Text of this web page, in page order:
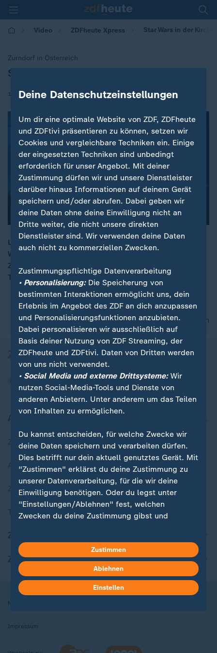
Video ZDFheute Xpress Star Wars in der Kirche
Zurndorf in Österreich
:
Star Wars in der Kirche
13.01.2026 | 14:46
Lichtschwerter, Filmszenen und Soundeffekte: Star
Wars in der evangelischen Kirche. Im österreichischen
Zurndorf setzt Pfarrer Götzendorfer auf
Themengottesdienste.
nach oben
Zuletzt veröffentlicht
Aktuelle Sendungs-Videos
ZDFheute Stories
Themen im Überblick
ZDFheute Apps
Nutzungsbedingungen
Impressum
Deine Datenschutzeinstellungen
Um dir eine optimale Website von ZDF, ZDFheute
und ZDFtivi präsentieren zu können, setzen wir
Cookies und vergleichbare Techniken ein. Einige
der eingesetzten Techniken sind unbedingt
erforderlich für unser Angebot. Mit deiner
Zustimmung dürfen wir und unsere Dienstleister
darüber hinaus Informationen auf deinem Gerät
speichern und/oder abrufen. Dabei geben wir
deine Daten ohne deine Einwilligung nicht an
Dritte weiter, die nicht unsere direkten
Dienstleister sind. Wir verwenden deine Daten
auch nicht zu kommerziellen Zwecken.
Zustimmungspflichtige Datenverarbeitung
• Personalisierung:Die Speicherung von
bestimmten Interaktionen ermöglicht uns, dein
Erlebnis im Angebot des ZDF an dich anzupassen
und Personalisierungsfunktionen anzubieten.
Dabei personalisieren wir ausschließlich auf
Basis deiner Nutzung von ZDF Streaming, der
ZDFheute und ZDFtivi. Daten von Dritten werden
von uns nicht verwendet.
• Social Media und externe Drittsysteme:Wir
nutzen Social-Media-Tools und Dienste von
anderen Anbietern. Unter anderem um das Teilen
von Inhalten zu ermöglichen.
Du kannst entscheiden, für welche Zwecke wir
deine Daten speichern und verarbeiten dürfen.
Dies betrifft nur dein aktuell genutztes Gerät. Mit
"Zustimmen" erklärst du deine Zustimmung zu
unserer Datenverarbeitung, für die wir deine
Einwilligung benötigen. Oder du legst unter
"Einstellungen/Ablehnen" fest, welchen
Zwecken du deine Zustimmung gibst und
in deinen Einstellungen widerrufen oder ändern.
Hier findest du das Impressum.
Weitere Informationen findest du in unserer
Datenschutzerklärung.
Zustimmen
Ablehnen
Einstellen